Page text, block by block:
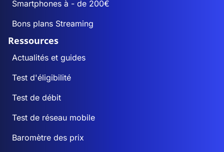
Smartphones à - de 200€
Bons plans Streaming
Ressources
Actualités et guides
Test d'éligibilité
Test de débit
Test de réseau mobile
Baromètre des prix